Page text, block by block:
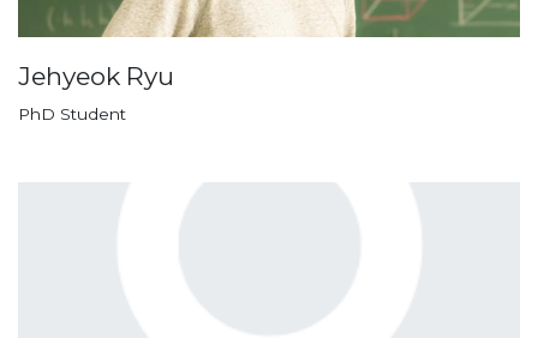
Jehyeok Ryu
PhD Student